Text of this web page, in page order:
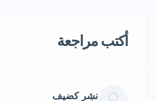
أكتب مراجعة
نشر كضيف